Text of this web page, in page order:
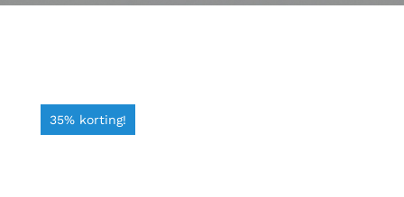
35% korting!